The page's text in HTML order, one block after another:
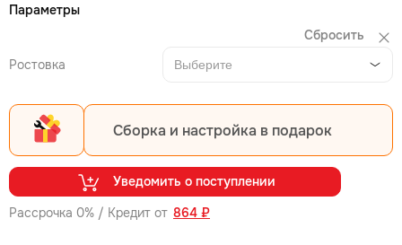
Рассрочка 0% / Кредит от 864 ₽
Параметры
Сбросить
Ростовка
Выберите
Сборка и настройка в подарок
Уведомить о поступлении